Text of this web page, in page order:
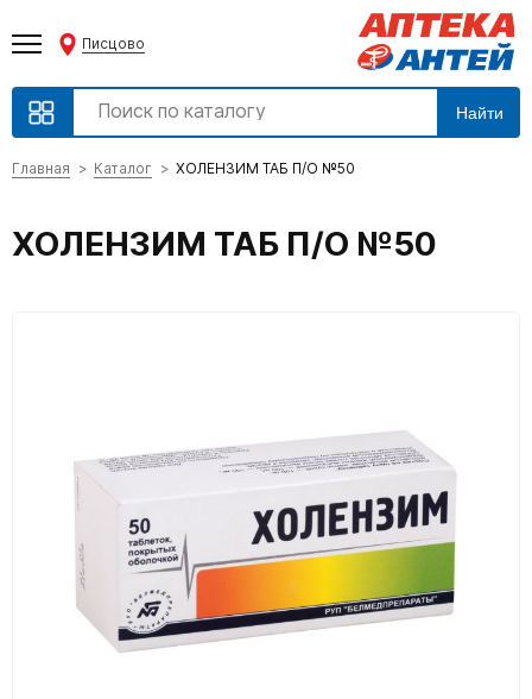
Писцово
Найти
Главная Каталог ХОЛЕНЗИМ ТАБ П/О №50
ХОЛЕНЗИМ ТАБ П/О №50